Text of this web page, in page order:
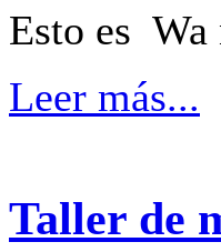
Esto es
Leer más...
Taller de